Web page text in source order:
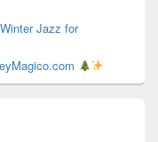
Jazz for